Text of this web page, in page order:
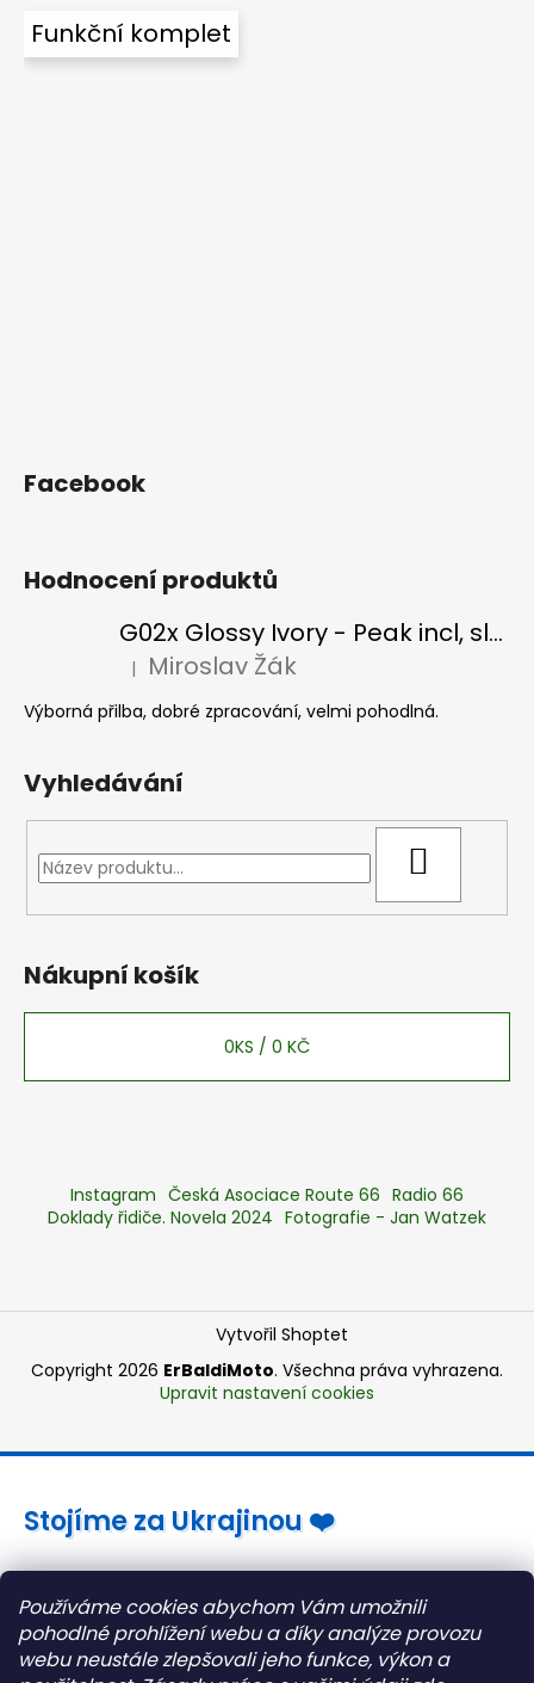
Používáme cookies abychom Vám umožnili
pohodlné prohlížení webu a díky analýze provozu
webu neustále zlepšovali jeho funkce, výkon a
Funkční komplet
Facebook
Hodnocení produktů
G02x Glossy Ivory - Peak incl, slonová kost
Hodnocení produktu je 5 z 5 hvězdiček.
| Miroslav Žák
Výborná přilba, dobré zpracování, velmi pohodlná.
Vyhledávání
Nákupní košík
0KS / 0 KČ
Instagram Česká Asociace Route 66 Radio 66
Doklady řidiče. Novela 2024 Fotografie - Jan Watzek
Vytvořil Shoptet
Copyright 2026 ErBaldiMoto. Všechna práva vyhrazena.
Upravit nastavení cookies
Stojíme za Ukrajinou ❤️
Jak a čím pomoci »